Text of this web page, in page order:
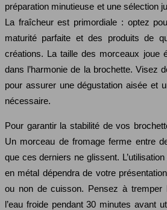
préparation minutieuse et une sélection
La fraîcheur est primordiale : optez
maturité parfaite et des produits de
créations. La taille des morceaux joue
dans l’harmonie de la brochette. Visez
pour assurer une dégustation aisée et
nécessaire.
Pour garantir la stabilité de vos
Un morceau de fromage ferme entre
que ces derniers ne glissent.
en métal dépendra de votre
ou non de cuisson. Pensez à tremper
l’eau froide pendant 30 minutes avant